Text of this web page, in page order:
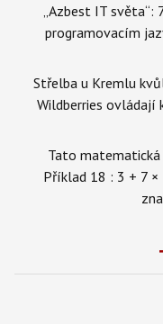
„Azbest IT
programovacím
Střelba u Kremlu
Wildberries ovládají
Tato
Příklad 18 : 3 + 7